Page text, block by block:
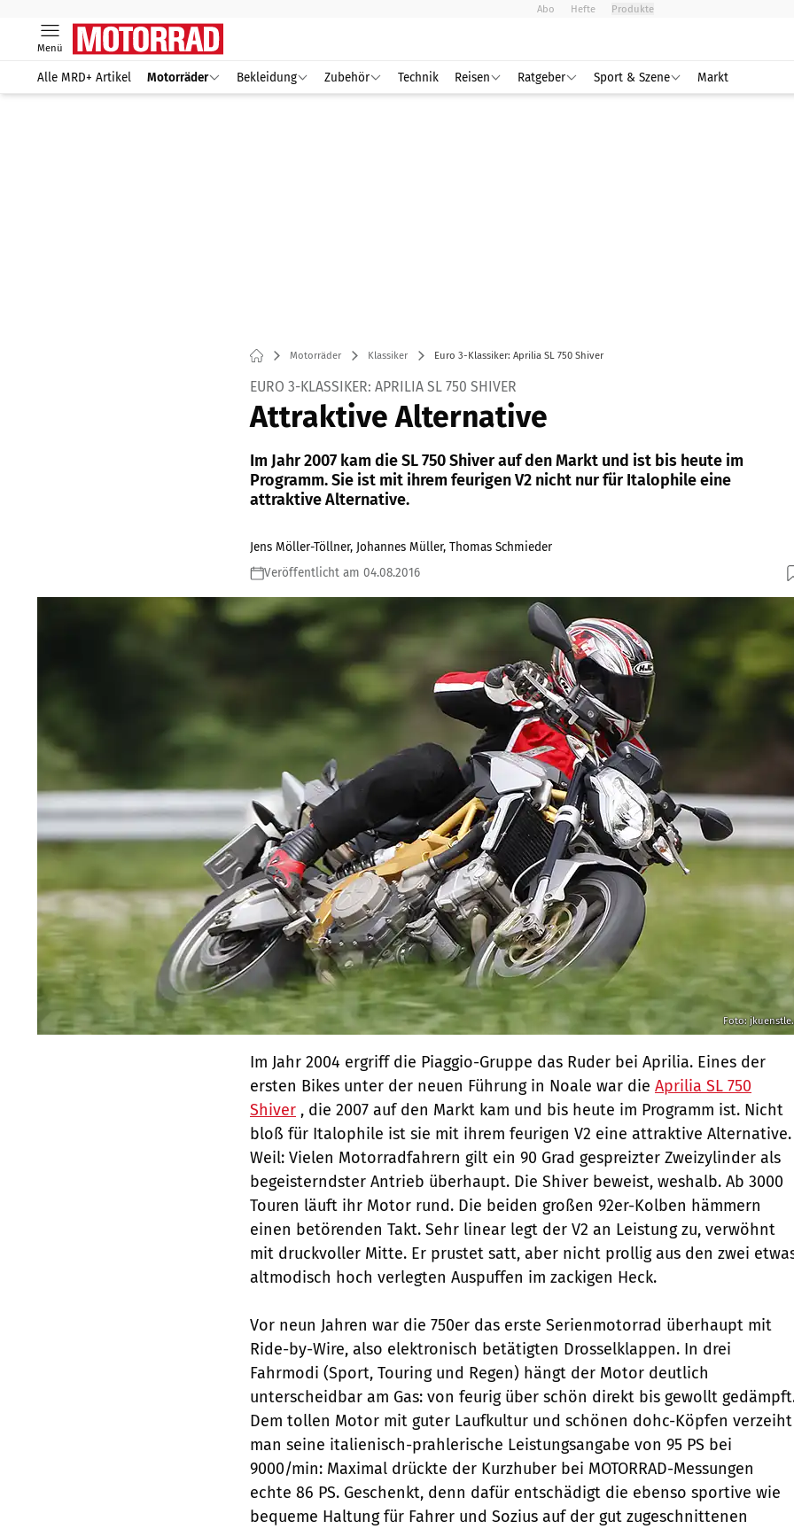
Abo Hefte Produkte
Menü
Alle MRD+ Artikel Motorräder Bekleidung Zubehör Technik Reisen Ratgeber Sport & Szene Markt
Motorräder Klassiker Euro 3-Klassiker: Aprilia SL 750 Shiver
EURO 3-KLASSIKER: APRILIA SL 750 SHIVER
Attraktive Alternative
Im Jahr 2007 kam die SL 750 Shiver auf den Markt und ist bis heute im
Programm. Sie ist mit ihrem feurigen V2 nicht nur für Italophile eine
attraktive Alternative.
Jens Möller-Töllner, Johannes Müller, Thomas Schmieder
Veröffentlicht am 04.08.2016
Foto:
Im Jahr 2004 ergriff die Piaggio-Gruppe das Ruder bei Aprilia. Eines der
ersten Bikes unter der neuen Führung in Noale war die Aprilia SL 750
Shiver , die 2007 auf den Markt kam und bis heute im Programm ist. Nicht
bloß für Italophile ist sie mit ihrem feurigen V2 eine attraktive Alternative.
Weil: Vielen Motorradfahrern gilt ein 90 Grad gespreizter Zweizylinder als
begeisterndster Antrieb überhaupt. Die Shiver beweist, weshalb. Ab 3000
Touren läuft ihr Motor rund. Die beiden großen 92er-Kolben hämmern
einen betörenden Takt. Sehr linear legt der V2 an Leistung zu, verwöhnt
mit druckvoller Mitte. Er prustet satt, aber nicht prollig aus den zwei
altmodisch hoch verlegten Auspuffen im zackigen Heck.
Vor neun Jahren war die 750er das erste Serienmotorrad überhaupt mit
Ride-by-Wire, also elektronisch betätigten Drosselklappen. In drei
Fahrmodi (Sport, Touring und Regen) hängt der Motor deutlich
unterscheidbar am Gas: von feurig über schön direkt bis gewollt
Dem tollen Motor mit guter Laufkultur und schönen dohc-Köpfen verzeiht
man seine italienisch-prahlerische Leistungsangabe von 95 PS bei
9000/min: Maximal drückte der Kurzhuber bei MOTORRAD-Messungen
echte 86 PS. Geschenkt, denn dafür entschädigt die ebenso sportive wie
bequeme Haltung für Fahrer und Sozius auf der gut zugeschnittenen